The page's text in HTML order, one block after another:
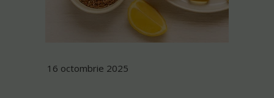
16 octombrie 2025